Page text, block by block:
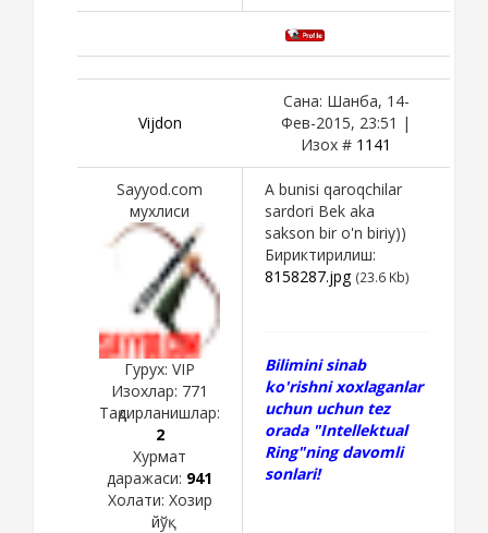
Vijdon
Сана: Шанба, 14-
Фев-2015, 23:51 |
Изох # 1141
Sayyod.com
мухлиси
Гурух: VIP
Изохлар: 771
Тақдирланишлар:
2
Хурмат
даражаси: 941
Холати: Хозир
йўқ
A bunisi qaroqchilar
sardori Bek aka
sakson bir o'n biriy))
Бириктирилиш:
8158287.jpg (23.6 Kb)
Bilimini sinab
ko'rishni xoxlaganlar
uchun uchun tez
orada "Intellektual
Ring"ning davomli
sonlari!